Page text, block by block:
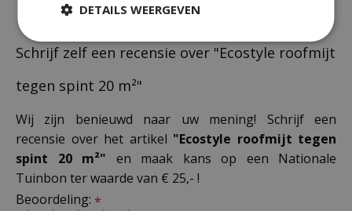
Schrijf zelf een recensie over "Ecostyle roofmijt
tegen spint 20 m²"
Wij zijn benieuwd naar uw mening! Schrijf een
recensie over het artikel "Ecostyle roofmijt tegen
spint 20 m²" en maak kans op een Nationale
Tuinbon ter waarde van € 25,- !
Beoordeling: *
DETAILS WEERGEVEN